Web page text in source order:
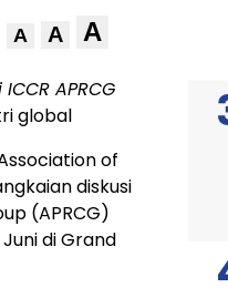
A A A
APRCG
global
of
diskusi
(APRCG)
di Grand